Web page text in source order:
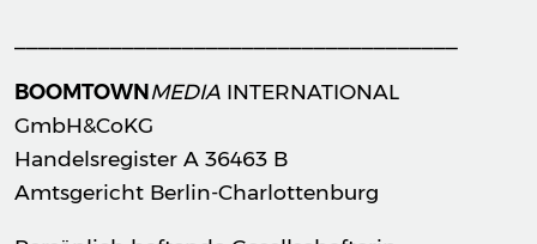
BOOMTOWNMEDIAINTERNATIONAL
GmbH&CoKG
Handelsregister A 36463 B
Amtsgericht Berlin-Charlottenburg